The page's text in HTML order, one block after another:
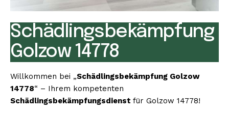
Schädlingsbekämpfung
Golzow 14778
Willkommen bei „Schädlingsbekämpfung Golzow
14778“ – Ihrem kompetenten
Schädlingsbekämpfungsdienst für Golzow 14778!